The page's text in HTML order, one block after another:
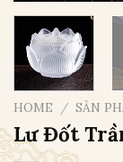
HOME / SẢN
Lư Đốt